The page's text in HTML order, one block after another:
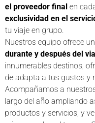
el proveedor final en
exclusividad en el
tu viaje en grupo.
Nuestros equipo ofrece un
durante y después del
innumerables destinos,
de adapta a tus gustos y
Acompañamos a
largo del año ampliando
productos y servicios, y